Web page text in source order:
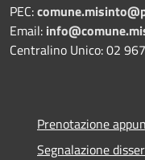
PEC:
Email:
Centralino Unico: 02
Prenotazione
Segnalazione